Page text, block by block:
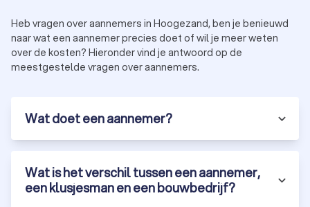
Heb vragen over aannemers in Hoogezand, ben je benieuwd
naar wat een aannemer precies doet of wil je meer weten
over de kosten? Hieronder vind je antwoord op de
meestgestelde vragen over aannemers.
Wat doet een aannemer?
Wat is het verschil tussen een aannemer,
een klusjesman en een bouwbedrijf?